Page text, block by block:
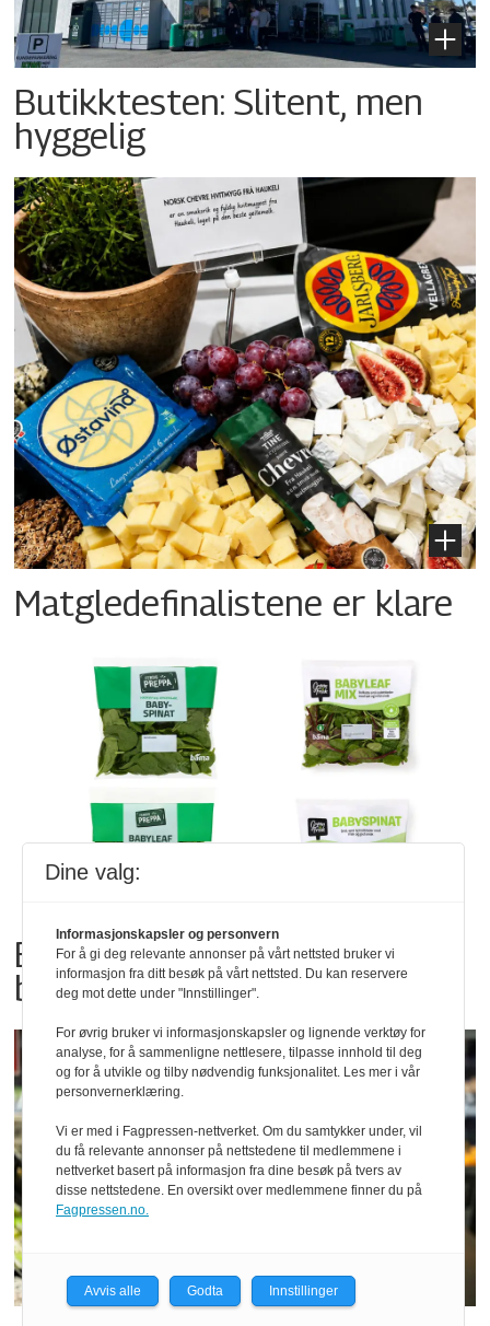
Butikktesten: Slitent, men
hyggelig
Matgledefinalistene er klare
Bama tilbakekaller
babyspinat og babyleaf mix
Dine valg:
Informasjonskapsler og personvern
For å gi deg relevante annonser på vårt nettsted bruker vi
informasjon fra ditt besøk på vårt nettsted. Du kan reservere
deg mot dette under "Innstillinger".
For øvrig bruker vi informasjonskapsler og lignende verktøy for
analyse, for å sammenligne nettlesere, tilpasse innhold til deg
og for å utvikle og tilby nødvendig funksjonalitet. Les mer i vår
personvernerklæring.
Vi er med i Fagpressen-nettverket. Om du samtykker under, vil
du få relevante annonser på nettstedene til medlemmene i
nettverket basert på informasjon fra dine besøk på tvers av
disse nettstedene. En oversikt over medlemmene finner du på
Fagpressen.no.
Avvis alle Godta Innstillinger